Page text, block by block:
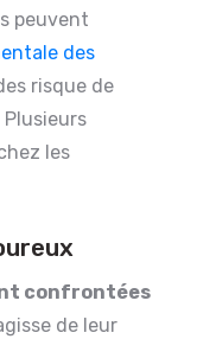
peuvent
des
risque de
Plusieurs
les
confrontées
de leur